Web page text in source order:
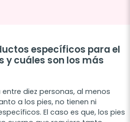
específicos para el
y cuáles son los más
diez personas, al menos
a los pies, no tienen ni
El caso es que, los pies